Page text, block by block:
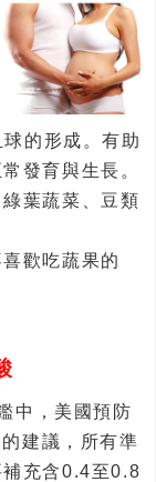
的形成。有助
發育與生長。
葉蔬菜、豆類
歡吃蔬果的
中，美國預防
建議，所有準
補充含0.4至0.8